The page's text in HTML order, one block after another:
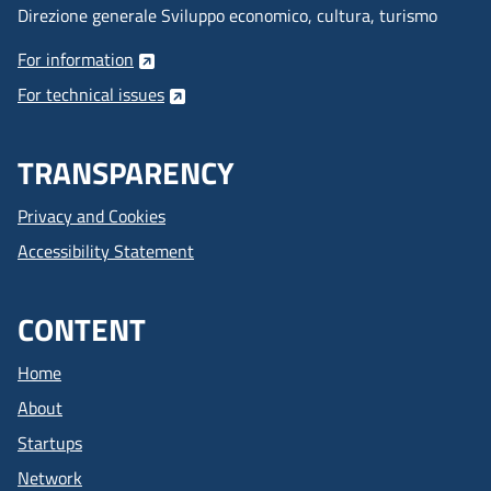
Direzione generale Sviluppo economico, cultura, turismo
For information
For technical issues
TRANSPARENCY
Privacy and Cookies
Accessibility Statement
CONTENT
Home
About
Startups
Network